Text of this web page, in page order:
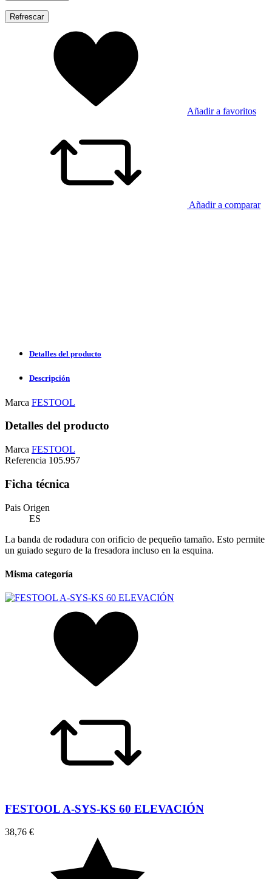
Añadir a favoritos
Añadir a comparar
Detalles del producto
Descripción
Marca FESTOOL
Detalles del producto
Marca FESTOOL
Referencia 105.957
Ficha técnica
Pais Origen
ES
La banda de rodadura con orificio de pequeño tamaño. Esto permite
un guiado seguro de la fresadora incluso en la esquina.
Misma categoría
FESTOOL A-SYS-KS 60 ELEVACIÓN
38,76 €